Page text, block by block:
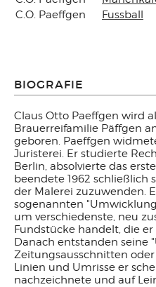
C.O. Paeffgen
Fussball
BIOGRAFIE
Claus Otto Paeffgen wird
Brauerreifamilie Päffgen
geboren. Paeffgen
Juristerei. Er studierte
Berlin, absolvierte das
beendete 1962 schließlich
der Malerei zuzuwenden.
sogenannten
um verschiedenste, neu
Fundstücke handelt, die
Danach entstanden seine
Zeitungsausschnitten oder
Linien und Umrisse er
nachzeichnete und auf